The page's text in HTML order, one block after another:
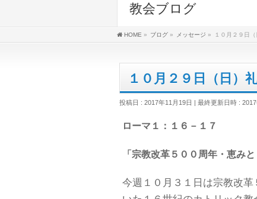
教会ブログ
HOME » ブログ » メッセージ » １０月２９日
１０月２９日（日）
投稿日 : 2017年11月19日 最終更新日時 :
ローマ１：１６－１７
「宗教改革５００周年・恵
今週１０月３１日は宗教改